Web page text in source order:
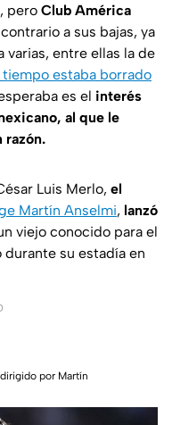
pero Club América
a sus bajas, ya
varias, entre ellas la de
estaba borrado
es el interés
al que le
razón.
Luis Merlo, el
Martín Anselmi, lanzó
viejo conocido para el
su estadía en
por Martín